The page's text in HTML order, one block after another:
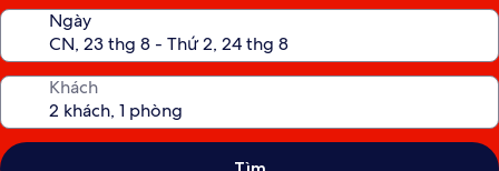
Ngày
Khách